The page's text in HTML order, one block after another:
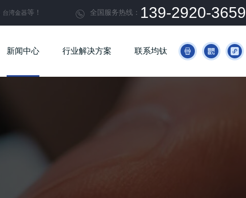
台湾金器等！  全国服务热线： 139-2920-3659
新闻中心 行业解决方案 联系均钛   